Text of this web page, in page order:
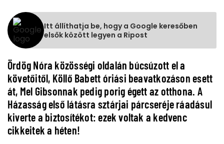
Itt állíthatja be, hogy a Google keresőben
elsők között legyen a Ripost
Ördög Nóra közösségi oldalán búcsúzott el a
követőitől, Köllő Babett óriási beavatkozáson esett
át, Mel Gibsonnak pedig porig égett az otthona. A
Házasság első látásra sztárjai párcseréje ráadásul
kiverte a biztosítékot: ezek voltak a kedvenc
cikkeitek a héten!